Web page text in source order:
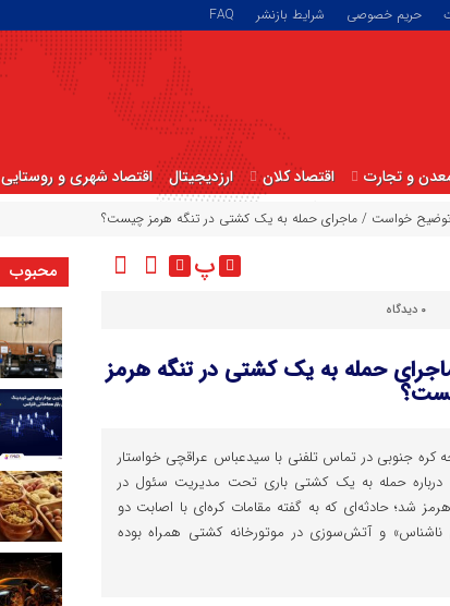
حریم خصوصی شرایط بازنشر FAQ
و تجارت اقتصاد کلان ارزدیجیتال اقتصاد شهری و روستایی
توضیح خواست / ماجرای حمله به یک کشتی در تنگه هرمز چیست؟
پ
۰ دیدگاه
حمله به یک کشتی در تنگه هرمز
کره جنوبی در تماس تلفنی با سیدعباس عراقچی خواستار
درباره حمله به یک کشتی باری تحت مدیریت سئول در
شد؛ حادثه‌ای که به گفته مقامات کره‌ای با اصابت دو
و آتش‌سوزی در موتورخانه کشتی همراه بوده
محبوب